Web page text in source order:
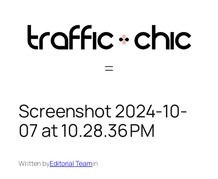
content
Screenshot 2024-10-
07 at 10.28.36 PM
Written byEditorial Teamin